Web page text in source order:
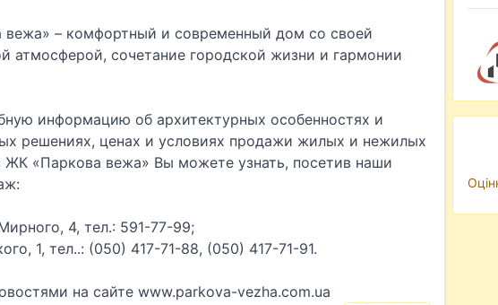
– комфортный и современный дом со своей
атмосферой, сочетание городской жизни и гармонии
информацию об архитектурных особенностях и
решениях, ценах и условиях продажи жилых и нежилых
«Паркова вежа» Вы можете узнать, посетив наши
4, тел.: 591-77-99;
1, тел..: (050) 417-71-88, (050) 417-71-91.
на сайте www.parkova-vezha.com.ua